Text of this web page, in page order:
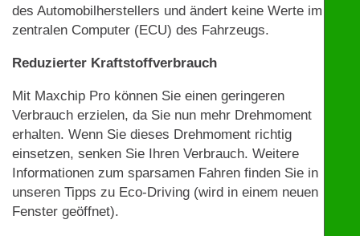
des Automobilherstellers und ändert keine Werte im
zentralen Computer (ECU) des Fahrzeugs.
Reduzierter Kraftstoffverbrauch
Mit Maxchip Pro können Sie einen geringeren
Verbrauch erzielen, da Sie nun mehr Drehmoment
erhalten. Wenn Sie dieses Drehmoment richtig
einsetzen, senken Sie Ihren Verbrauch. Weitere
Informationen zum sparsamen Fahren finden Sie in
unseren Tipps zu Eco-Driving (wird in einem neuen
Fenster geöffnet).